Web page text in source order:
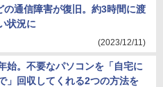
通信障害が復旧。約3時間に渡
状況に
(2023/12/11)
始。不要なパソコンを「自宅に
」回収してくれる2つの方法を